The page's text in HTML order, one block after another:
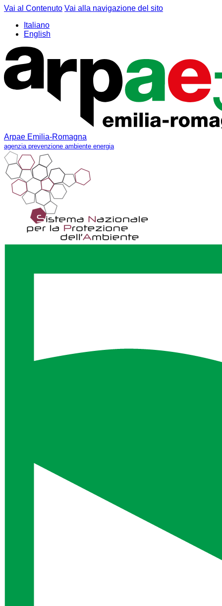
Vai al Contenuto Vai alla navigazione del sito
Italiano
English
Arpae Emilia-Romagna
agenzia prevenzione ambiente energia